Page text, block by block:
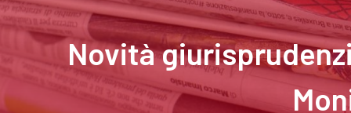
Novità